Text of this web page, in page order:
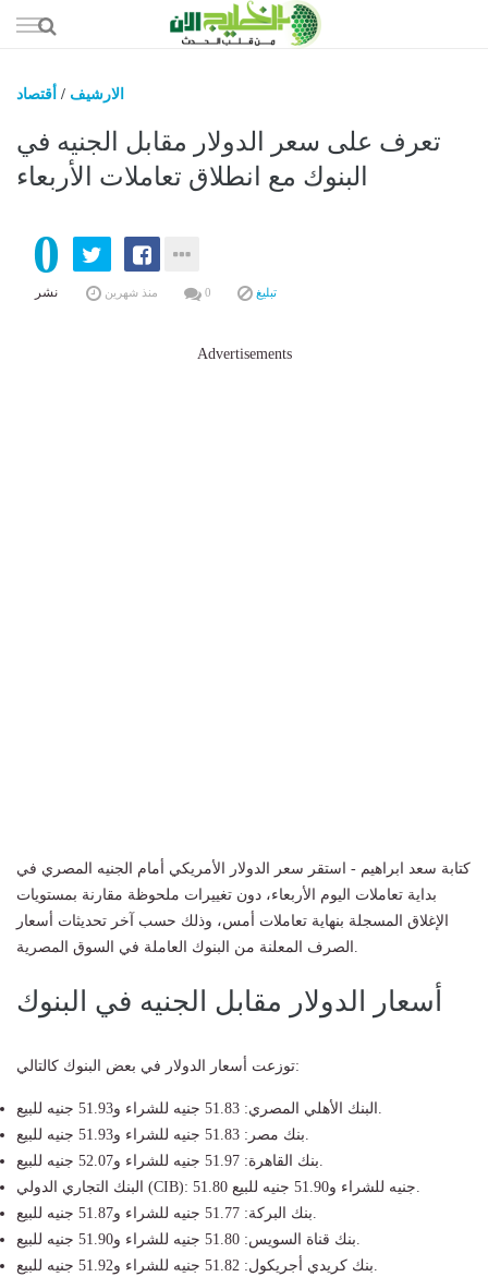
الى
الارشيف / أقتصاد
تعرف على سعر الدولار مقابل الجنيه في
البنوك مع انطلاق تعاملات الأربعاء
0
نشر منذ شهرين 0 تبليغ
Advertisements
كتابة سعد ابراهيم - استقر سعر الدولار الأمريكي أمام الجنيه المصري في
بداية تعاملات اليوم الأربعاء، دون تغييرات ملحوظة مقارنة بمستويات
الإغلاق المسجلة بنهاية تعاملات أمس، وذلك حسب آخر تحديثات أسعار
الصرف المعلنة من البنوك العاملة في السوق المصرية.
أسعار الدولار مقابل الجنيه في البنوك
توزعت أسعار الدولار في بعض البنوك كالتالي:
البنك الأهلي المصري: 51.83 جنيه للشراء و51.93 جنيه للبيع.
بنك مصر: 51.83 جنيه للشراء و51.93 جنيه للبيع.
بنك القاهرة: 51.97 جنيه للشراء و52.07 جنيه للبيع.
البنك التجاري الدولي (CIB): 51.80 جنيه للشراء و51.90 جنيه للبيع.
بنك البركة: 51.77 جنيه للشراء و51.87 جنيه للبيع.
بنك قناة السويس: 51.80 جنيه للشراء و51.90 جنيه للبيع.
بنك كريدي أجريكول: 51.82 جنيه للشراء و51.92 جنيه للبيع.
أخبار
الخليج